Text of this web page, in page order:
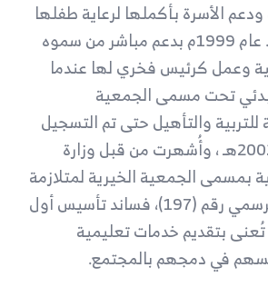
ودعم الأسرة بأكملها لرعاية طفلها
ذي متلازمة داون. عام 1999م بدعم مباشر من سموه
وعمل كرئيس فخري لها عندما
تحت مسمى الجمعية
للتربية والتأهيل حتى تم التسجيل
الرسمي في عام 2002هـ ، وأُشهرت من قبل وزارة
بمسمى الجمعية الخيرية لمتلازمة
رقم (197)
، فساند تأسيس أول
بتقديم خدمات تعليمية
في دمجهم بالمجتمع.